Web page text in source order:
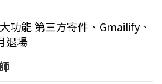
功能 第三方寄件、Gmailify、
退場